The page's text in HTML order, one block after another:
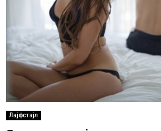
Лајфстајл